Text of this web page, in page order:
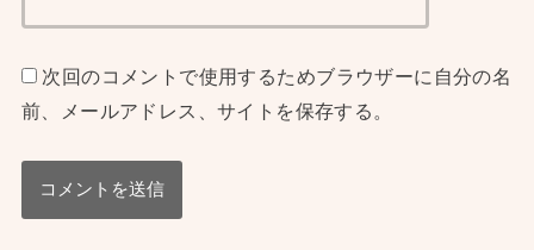
次回のコメントで使用するためブラウザーに自分の名
前、メールアドレス、サイトを保存する。